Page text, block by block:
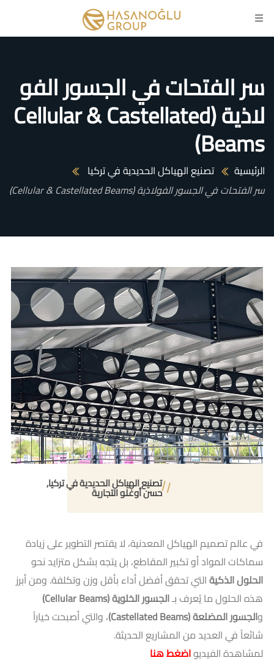
سر الفتحات في الجسور الفو
لاذية (Cellular & Castellated
Beams)
الرئيسية
تصنيع الهياكل الحديدية في تركيا
سر الفتحات في الجسور الفولاذية (Cellular & Castellated Beams)
تصنيع الهياكل الحديدية في تركيا
حسن أوغلو التجارية
في عالم تصميم الهياكل المعدنية، لا يقتصر التطوير على زيادة
سماكات المواد أو تكبير المقاطع، بل يتجه بشكل متزايد نحو
الحلول الذكيةالتي تحقق أفضل أداء بأقل وزن وتكلفة. ومن أبرز
هذه الحلول ما يُعرف بـالجسور الخلوية(Cellular Beams)
والجسور المضلعة(Castellated Beams)
، والتي أصبحت خياراً
شائعاً في العديد من المشاريع الحديثة.
لمشاهدة الفيديواضغط هنا